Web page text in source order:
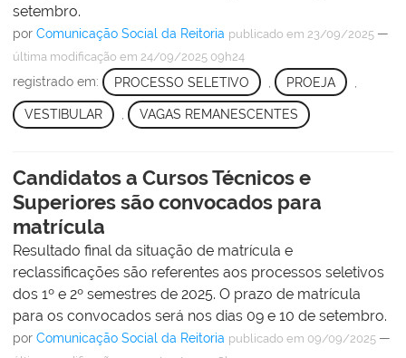
setembro.
por Comunicação Social da Reitoria publicado em 23/09/2025 —
última modificação em 24/09/2025 09h24
registrado em: PROCESSO SELETIVO PROEJA
VESTIBULAR , VAGAS REMANESCENTES
Candidatos a Cursos Técnicos e
Superiores são convocados para
matrícula
Resultado final da situação de matrícula e
reclassificações são referentes aos processos seletivos
dos 1º e 2º semestres de 2025. O prazo de matrícula
para os convocados será nos dias 09 e 10 de setembro.
por Comunicação Social da Reitoria publicado em 09/09/2025 —